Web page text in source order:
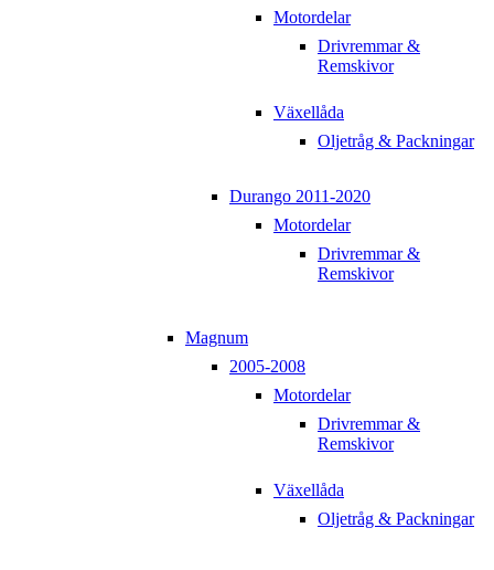
Motordelar
Drivremmar &
Remskivor
Växellåda
Oljetråg & Packningar
Durango 2011-2020
Motordelar
Drivremmar &
Remskivor
Magnum
2005-2008
Motordelar
Drivremmar &
Remskivor
Växellåda
Oljetråg & Packningar